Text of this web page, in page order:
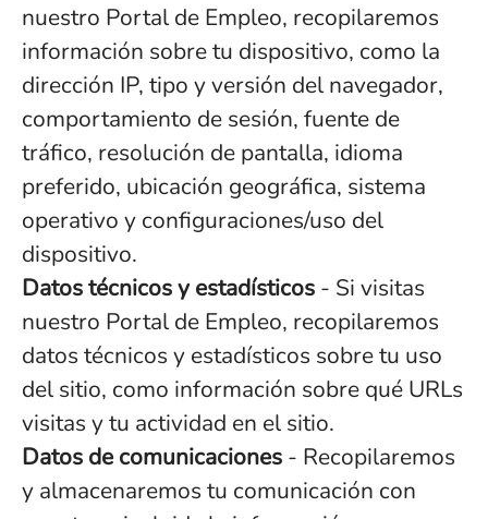
nuestro Portal de Empleo, recopilaremos
información sobre tu dispositivo, como la
dirección IP, tipo y versión del navegador,
comportamiento de sesión, fuente de
tráfico, resolución de pantalla, idioma
preferido, ubicación geográfica, sistema
operativo y configuraciones/uso del
dispositivo.
Datos técnicos y estadísticos - Si visitas
nuestro Portal de Empleo, recopilaremos
datos técnicos y estadísticos sobre tu uso
del sitio, como información sobre qué URLs
visitas y tu actividad en el sitio.
Datos de comunicaciones - Recopilaremos
y almacenaremos tu comunicación con